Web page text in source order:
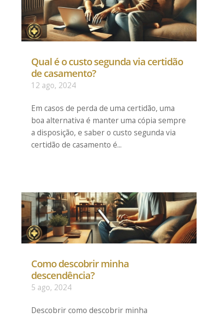
Qual é o custo segunda via certidão
de casamento?
12 ago, 2024
Em casos de perda de uma certidão, uma
boa alternativa é manter uma cópia sempre
a disposição, e saber o custo segunda via
certidão de casamento é...
Como descobrir minha
descendência?
5 ago, 2024
Descobrir como descobrir minha